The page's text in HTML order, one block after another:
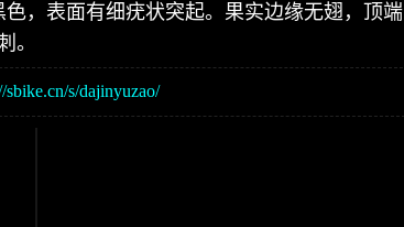
，表面有细疣状突起。果实边缘无翅，顶端
。
sbike.cn/s/dajinyuzao/